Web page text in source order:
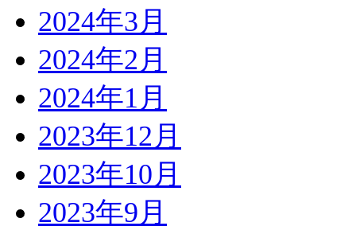
2024年3月
2024年2月
2024年1月
2023年12月
2023年10月
2023年9月